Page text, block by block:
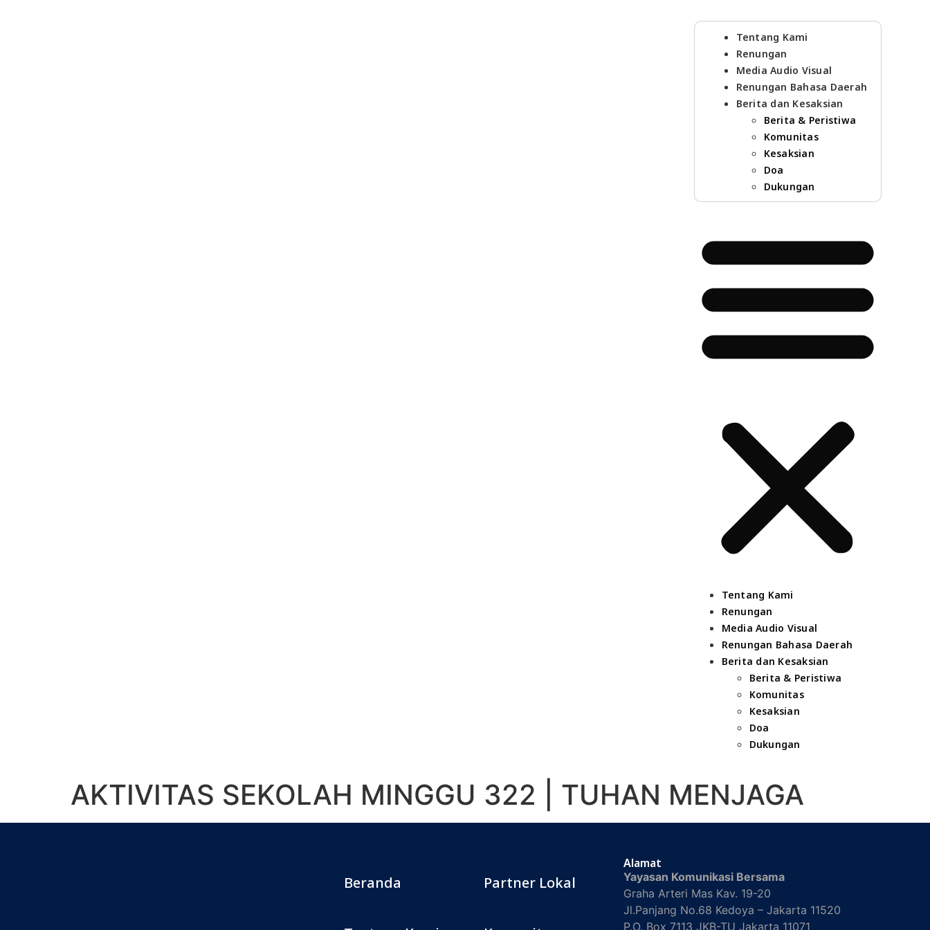
Tentang Kami
Renungan
Media Audio Visual
Renungan Bahasa Daerah
Berita dan Kesaksian
Berita & Peristiwa
Komunitas
Kesaksian
Doa
Dukungan
Tentang Kami
Renungan
Media Audio Visual
Renungan Bahasa Daerah
Berita dan Kesaksian
Berita & Peristiwa
Komunitas
Kesaksian
Doa
Dukungan
AKTIVITAS SEKOLAH MINGGU 322 | TUHAN MENJAGA
Beranda Partner Lokal
Alamat
Yayasan Komunikasi Bersama
Graha Arteri Mas Kav. 19-20
Jl.Panjang No.68 Kedoya – Jakarta 11520
P.O. Box 7113 JKB-TU Jakarta 11071